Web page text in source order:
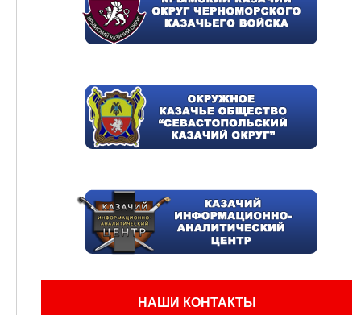
НАШИ КОНТАКТЫ